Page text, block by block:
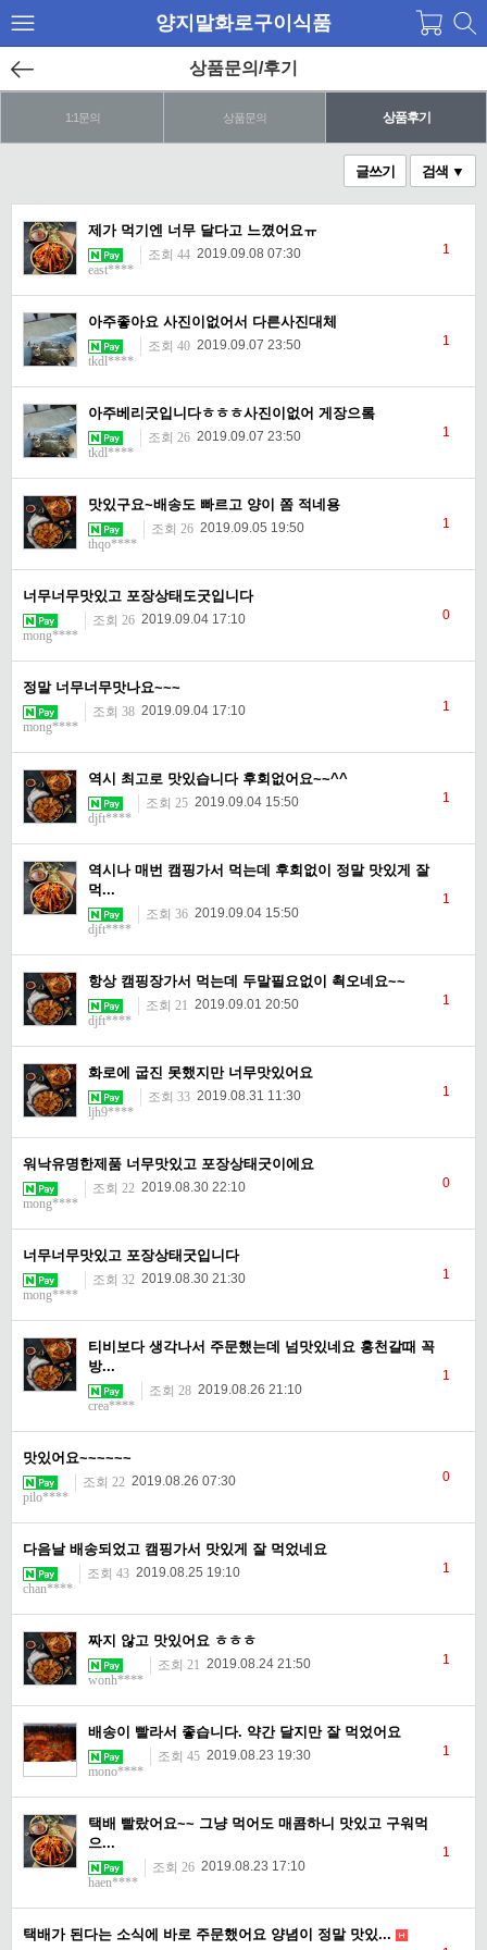
양지말화로구이식품
상품문의/후기
1:1문의 상품문의 상품후기
글쓰기 검색 ▼
제가 먹기엔 너무 달다고 느꼈어요ㅠ
east****
2019.09.08 07:30
조회 44 1
아주좋아요 사진이없어서 다른사진대체
tkdl****
2019.09.07 23:50
조회 40 1
아주베리굿입니다ㅎㅎㅎ사진이없어 게장으롴
tkdl****
2019.09.07 23:50
조회 26 1
맛있구요~배송도 빠르고 양이 쫌 적네용
thqo****
2019.09.05 19:50
조회 26 1
너무너무맛있고 포장상태도굿입니다
mong****
2019.09.04 17:10
조회 26 0
정말 너무너무맛나요~~~
mong****
2019.09.04 17:10
조회 38 1
역시 최고로 맛있습니다 후회없어요~~^^
djft****
2019.09.04 15:50
조회 25 1
역시나 매번 캠핑가서 먹는데 후회없이 정말 맛있게 잘
먹...
djft****
2019.09.04 15:50
조회 36
1
항상 캠핑장가서 먹는데 두말필요없이 쵝오네요~~
djft****
2019.09.01 20:50
조회 21 1
화로에 굽진 못했지만 너무맛있어요
ljh9****
2019.08.31 11:30
조회 33 1
워낙유명한제품 너무맛있고 포장상태굿이에요
mong****
2019.08.30 22:10
조회 22 0
너무너무맛있고 포장상태굿입니다
mong****
2019.08.30 21:30
조회 32 1
티비보다 생각나서 주문했는데 넘맛있네요 홍천갈때 꼭
방...
crea****
2019.08.26 21:10
조회 28
1
맛있어요~~~~~~
pilo****
2019.08.26 07:30
조회 22 0
다음날 배송되었고 캠핑가서 맛있게 잘 먹었네요
chan****
2019.08.25 19:10
조회 43 1
짜지 않고 맛있어요 ㅎㅎㅎ
wonh****
2019.08.24 21:50
조회 21 1
배송이 빨라서 좋습니다. 약간 달지만 잘 먹었어요
mono****
2019.08.23 19:30
조회 45 1
택배 빨랐어요~~ 그냥 먹어도 매콤하니 맛있고 구워먹
으...
haen****
2019.08.23 17:10
조회 26
1
택배가 된다는 소식에 바로 주문했어요 양념이 정말 맛있...